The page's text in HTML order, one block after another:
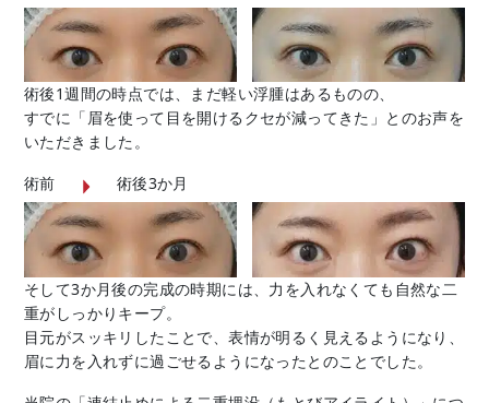
術後1週間の時点では、まだ軽い浮腫はあるものの、
すでに「眉を使って目を開けるクセが減ってきた」とのお声を
いただきました。
術前
術後3か月
そして3か月後の完成の時期には、力を入れなくても自然な二
重がしっかりキープ。
目元がスッキリしたことで、表情が明るく見えるようになり、
眉に力を入れずに過ごせるようになったとのことでした。